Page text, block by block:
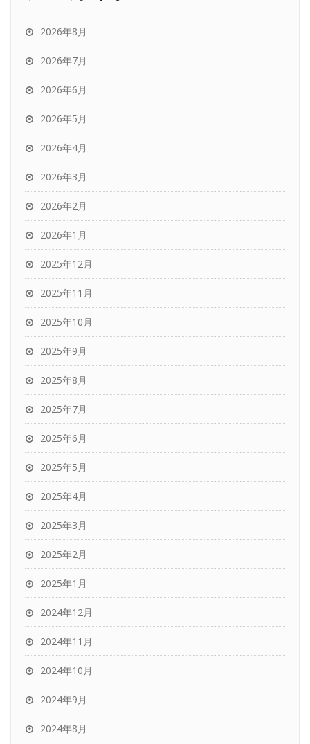
2026年8月
2026年7月
2026年6月
2026年5月
2026年4月
2026年3月
2026年2月
2026年1月
2025年12月
2025年11月
2025年10月
2025年9月
2025年8月
2025年7月
2025年6月
2025年5月
2025年4月
2025年3月
2025年2月
2025年1月
2024年12月
2024年11月
2024年10月
2024年9月
2024年8月